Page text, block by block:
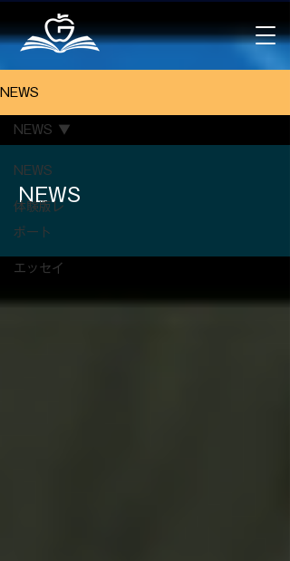
NEWS
NEWS
体験版レ
ポート
エッセイ
NEWS
NEWS